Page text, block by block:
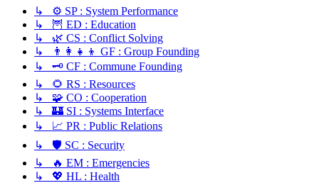
↳ ⚙️ SP : System Performance
↳ 🦉 ED : Education
↳ 🌿 CS : Conflict Solving
↳ 👨‍👩‍👧‍👦 GF : Group Founding
↳ 🗝️ CF : Commune Founding
↳ 🌻 RS : Resources
↳ 🧩 CO : Cooperation
↳ 🏰 SI : Systems Interface
↳ 📈 PR : Public Relations
↳ 🛡️ SC : Security
↳ 🔥 EM : Emergencies
↳ 💖 HL : Health